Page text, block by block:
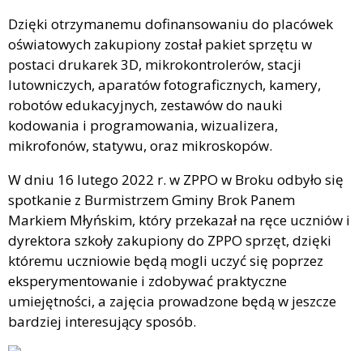
Dzięki otrzymanemu dofinansowaniu do placówek
oświatowych zakupiony został pakiet sprzętu w
postaci drukarek 3D, mikrokontrolerów, stacji
lutowniczych, aparatów fotograficznych, kamery,
robotów edukacyjnych, zestawów do nauki
kodowania i programowania, wizualizera,
mikrofonów, statywu, oraz mikroskopów.
W dniu 16 lutego 2022 r. w ZPPO w Broku odbyło się
spotkanie z Burmistrzem Gminy Brok Panem
Markiem Młyńskim, który przekazał na ręce uczniów i
dyrektora szkoły zakupiony do ZPPO sprzęt, dzięki
któremu uczniowie będą mogli uczyć się poprzez
eksperymentowanie i zdobywać praktyczne
umiejętności, a zajęcia prowadzone będą w jeszcze
bardziej interesujący sposób.